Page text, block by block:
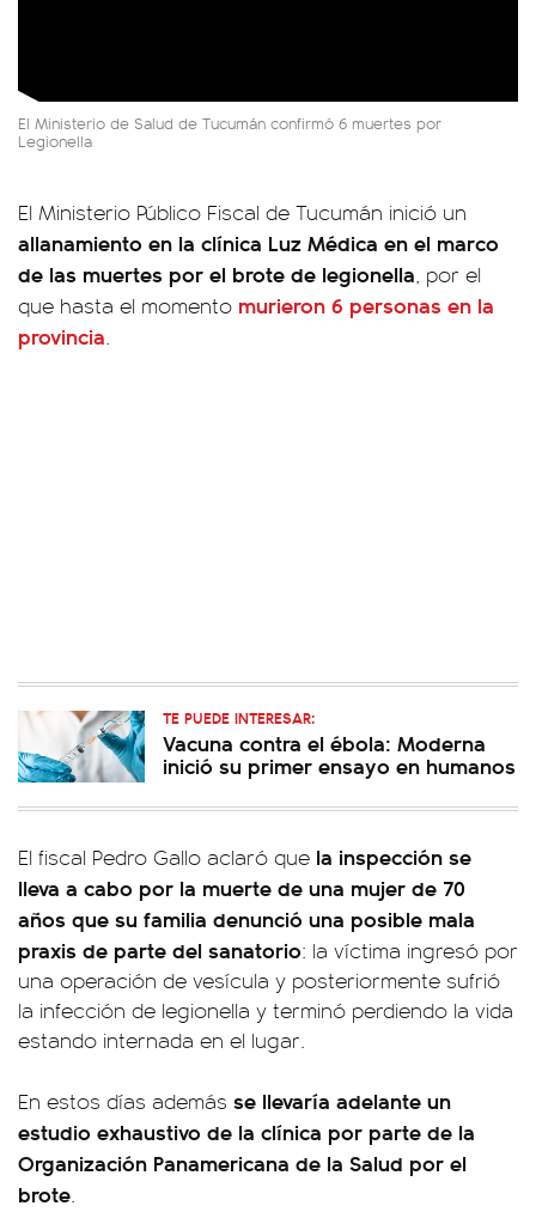
El Ministerio de Salud de Tucumán confirmó 6 muertes por
Legionella
El Ministerio Público Fiscal de Tucumán inició un
allanamiento en la clínica Luz Médica en el marco
de las muertes por el brote de legionella, por el
que hasta el momento murieron 6 personas en la
provincia.
TE PUEDE INTERESAR:
Vacuna contra el ébola: Moderna
inició su primer ensayo en humanos
El fiscal Pedro Gallo aclaró que la inspección se
lleva a cabo por la muerte de una mujer de 70
años que su familia denunció una posible mala
praxis de parte del sanatorio: la víctima ingresó por
una operación de vesícula y posteriormente sufrió
la infección de legionella y terminó perdiendo la vida
estando internada en el lugar.
En estos días además se llevaría adelante un
estudio exhaustivo de la clínica por parte de la
Organización Panamericana de la Salud por el
brote.